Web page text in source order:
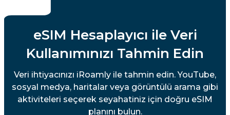
eSIM Hesaplayıcı ile Veri
Kullanımınızı Tahmin Edin
Veri ihtiyacınızı iRoamly ile tahmin edin. YouTube,
sosyal medya, haritalar veya görüntülü arama gibi
aktiviteleri seçerek seyahatiniz için doğru eSIM
planını bulun.